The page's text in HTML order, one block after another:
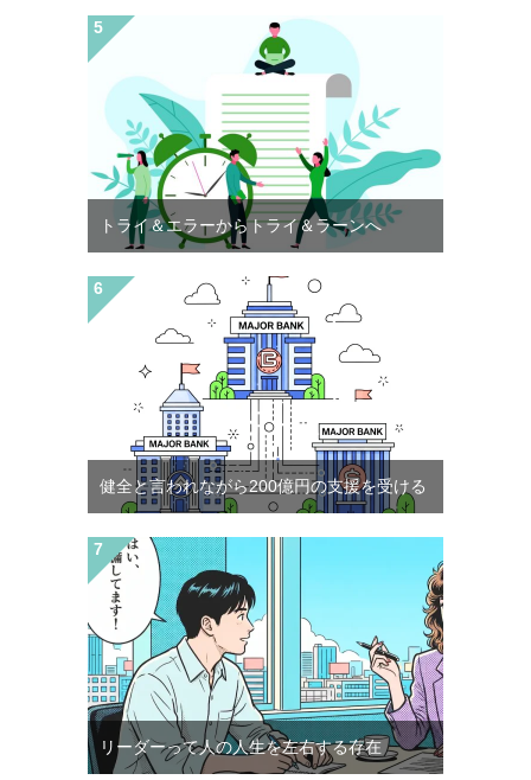
トライ＆エラーからトライ＆ラーンへ
健全と言われながら200億円の支援を受ける
リーダーって人の人生を左右する存在